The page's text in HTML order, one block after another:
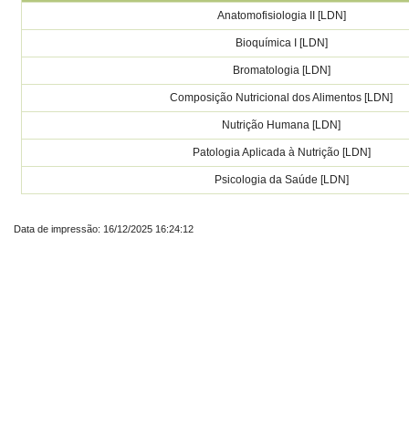
Anatomofisiologia II [LDN]
Bioquímica I [LDN]
Bromatologia [LDN]
Composição Nutricional dos Alimentos [LDN]
Nutrição Humana [LDN]
Patologia Aplicada à Nutrição [LDN]
Psicologia da Saúde [LDN]
Data de impressão: 16/12/2025 16:24:12